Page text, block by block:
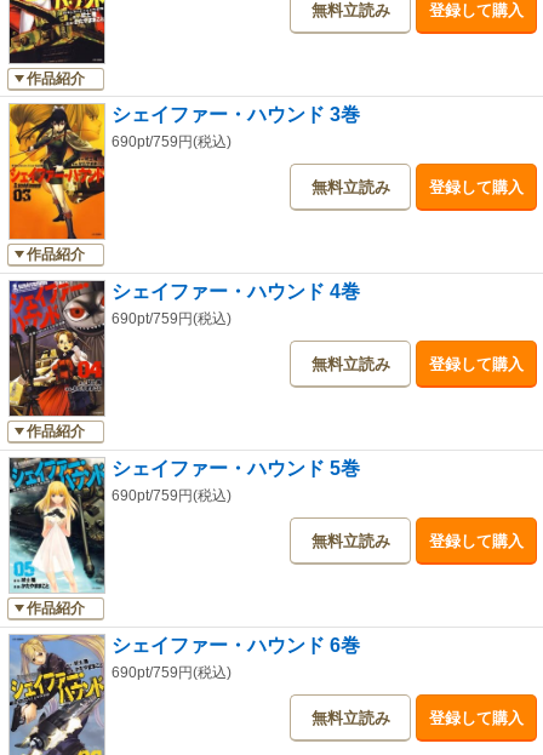
作品紹介
無料立読み 登録して購入
作品紹介
シェイファー・ハウンド 3巻
690pt/759円(税込)
無料立読み 登録して購入
作品紹介
シェイファー・ハウンド 4巻
690pt/759円(税込)
無料立読み 登録して購入
作品紹介
シェイファー・ハウンド 5巻
690pt/759円(税込)
無料立読み 登録して購入
シェイファー・ハウンド 6巻
690pt/759円(税込)
無料立読み 登録して購入